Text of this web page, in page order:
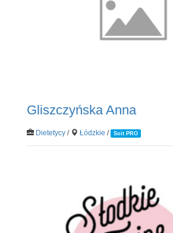
Gliszczyńska Anna
Dietetycy/ Łódzkie / Soit PRO